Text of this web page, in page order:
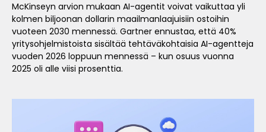
McKinseyn arvion mukaan AI-agentit voivat vaikuttaa yli
kolmen biljoonan dollarin maailmanlaajuisiin ostoihin
vuoteen 2030 mennessä. Gartner ennustaa, että 40%
yritysohjelmistoista sisältää tehtäväkohtaisia AI-agentteja
vuoden 2026 loppuun mennessä – kun osuus vuonna
2025 oli alle viisi prosenttia.